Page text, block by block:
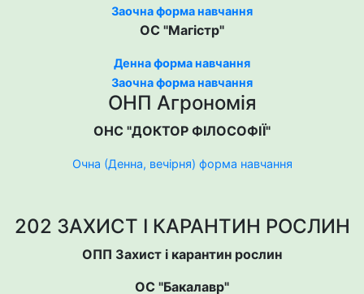
Заочна форма навчання
ОС "Магістр"
Денна форма навчання
Заочна форма навчання
ОНП Агрономія
ОНС "ДОКТОР ФІЛОСОФІЇ"
Очна (Денна, вечірня) форма навчання
202 ЗАХИСТ І КАРАНТИН РОСЛИН
ОПП Захист і карантин рослин
ОС "Бакалавр"